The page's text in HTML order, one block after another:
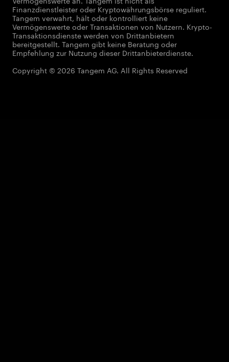
Finanzdienstleister oder Kryptowährungsbörse reguliert.
Tangem verwahrt, hält oder kontrolliert keine
Vermögenswerte oder Transaktionen von Nutzern. Krypto-
Transaktionsdienste werden von Drittanbietern
bereitgestellt. Tangem gibt keine Beratung oder
Empfehlung zur Nutzung dieser Drittanbieterdienste.